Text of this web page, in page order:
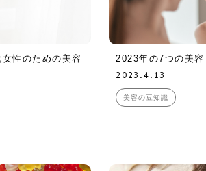
性のための美容
2023年の7つの美容
2023.4.13
美容の豆知識